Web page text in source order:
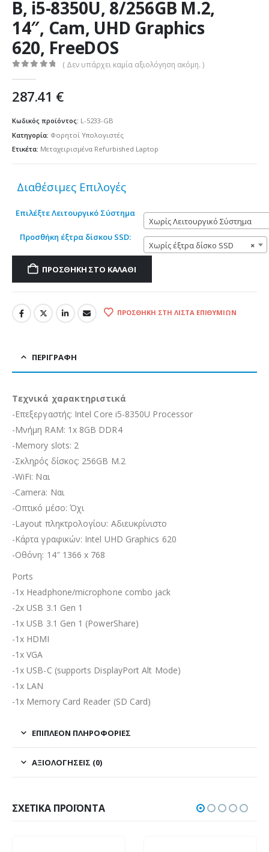
B, i5-8350U, 8/256GB M.2,
14″, Cam, UHD Graphics
620, FreeDOS
( Δεν υπάρχει καμία αξιολόγηση ακόμη. )
287.41 €
Κωδικός προϊόντος: L-5233-GB
Κατηγορία: Φορητοί Υπολογιστές
Ετικέτα: Μεταχειρισμένα Refurbished Laptop
Διαθέσιμες Επιλογές
Επιλέξτε Λειτουργικό Σύστημα
Χωρίς Λειτουργικό Σύστημα
Προσθήκη έξτρα δίσκου SSD:
×
Χωρίς έξτρα δίσκο SSD
ΠΡΟΣΘΉΚΗ ΣΤΟ ΚΑΛΆΘΙ
ΠΡΟΣΘΉΚΗ ΣΤΗ ΛΊΣΤΑ ΕΠΙΘΥΜΙΏΝ
ΠΕΡΙΓΡΑΦΉ
Τεχνικά χαρακτηριστικά
-Επεξεργαστής: Intel Core i5-8350U Processor
-Μνήμη RAM: 1x 8GB DDR4
-Memory slots: 2
-Σκληρός δίσκος: 256GB M.2
-WiFi: Ναι
-Camera: Ναι
-Οπτικό μέσο: Όχι
-Layout πληκτρολογίου: Αδιευκρίνιστo
-Κάρτα γραφικών: Intel UHD Graphics 620
-Οθόνη: 14″ 1366 x 768
Ports
-1x Headphone/microphone combo jack
-2x USB 3.1 Gen 1
-1x USB 3.1 Gen 1 (PowerShare)
-1x HDMI
-1x VGA
-1x USB-C (supports DisplayPort Alt Mode)
-1x LAN
-1x Memory Card Reader (SD Card)
ΕΠΙΠΛΈΟΝ ΠΛΗΡΟΦΟΡΊΕΣ
ΑΞΙΟΛΟΓΉΣΕΙΣ (0)
ΣΧΕΤΙΚΆ ΠΡΟΪΌΝΤΑ